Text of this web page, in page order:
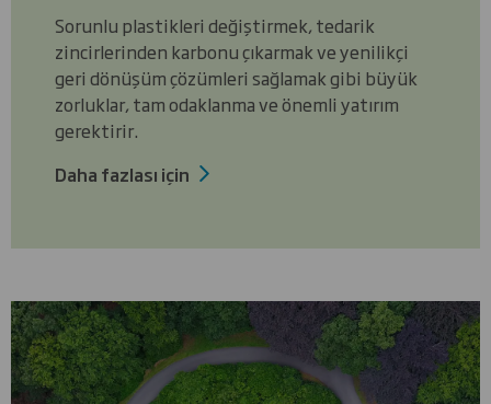
Sorunlu plastikleri değiştirmek, tedarik
zincirlerinden karbonu çıkarmak ve yenilikçi
geri dönüşüm çözümleri sağlamak gibi büyük
zorluklar, tam odaklanma ve önemli yatırım
gerektirir.
Daha fazlası için